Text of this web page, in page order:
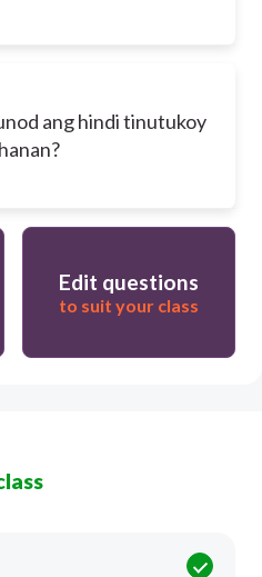
ang hindi tinutukoy
Edit questions
to suit your class